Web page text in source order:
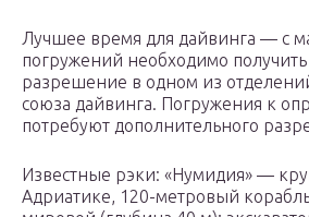
Лучшее время для дайвинга — с
погружений необходимо
разрешение в одном из
союза дайвинга. Погружения к
потребуют дополнительного
Известные рэки: «Нумидия» —
Адриатике, 120-метровый